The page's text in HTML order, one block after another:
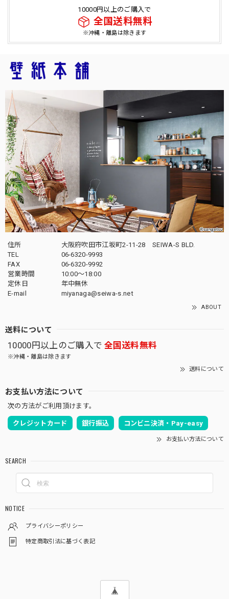
10000円以上のご購入で
全国送料無料
※沖縄・離島は除きます
住所
大阪府吹田市江坂町2-11-28 SEIWA-S BLD.
TEL
06-6320-9993
FAX
06-6320-9992
営業時間
10:00～18:00
定休日
年中無休
E-mail
miyanaga@seiwa-s.net
ABOUT
送料について
10000円以上のご購入で 全国送料無料
※沖縄・離島は除きます
送料について
お支払い方法について
次の方法がご利用頂けます。
クレジットカード 銀行振込 コンビニ決済・Pay-easy
お支払い方法について
SEARCH
NOTICE
プライバシーポリシー
特定商取引法に基づく表記